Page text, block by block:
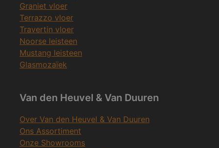
Graniet vloer
Terrazzo vloer
Travertin vloer
Noorse leisteen
Mustang leisteen
Glasmozaïek
Van den Heuvel & Van Duuren
Over Van den Heuvel & Van Duuren
Ons Assortiment
Onze Showrooms